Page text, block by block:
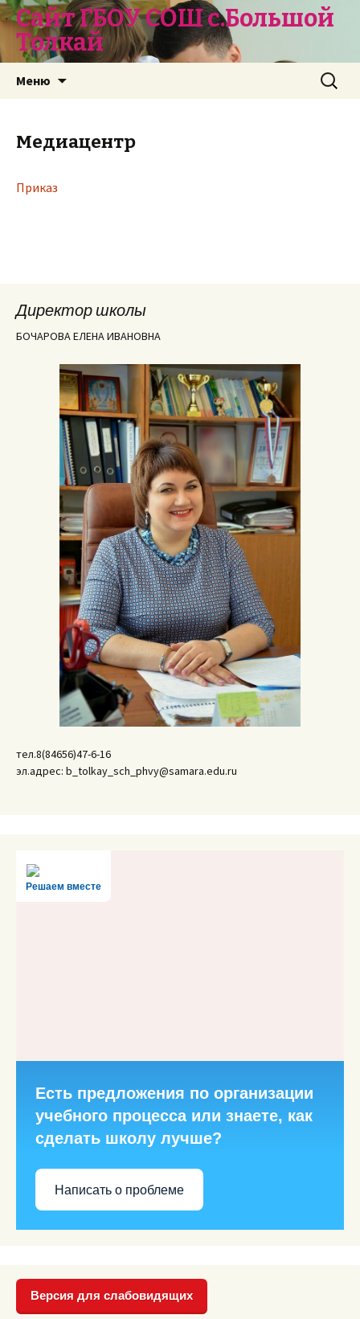
Сайт ГБОУ СОШ с.Большой
Толкай
Меню Найти:
Медиацентр
Приказ
Директор школы
БОЧАРОВА ЕЛЕНА ИВАНОВНА
тел.8(84656)47-6-16
эл.адрес: b_tolkay_sch_phvy@samara.edu.ru
Решаем вместе
Есть предложения по организации
учебного процесса или знаете, как
сделать школу лучше?
Написать о проблеме
Версия для слабовидящих